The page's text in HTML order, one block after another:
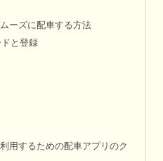
ーズに配車する方法
と登録
用するための配車アプリのク